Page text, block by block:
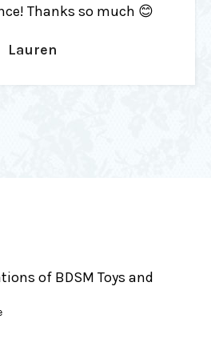
& already such an
of BDSM Toys and